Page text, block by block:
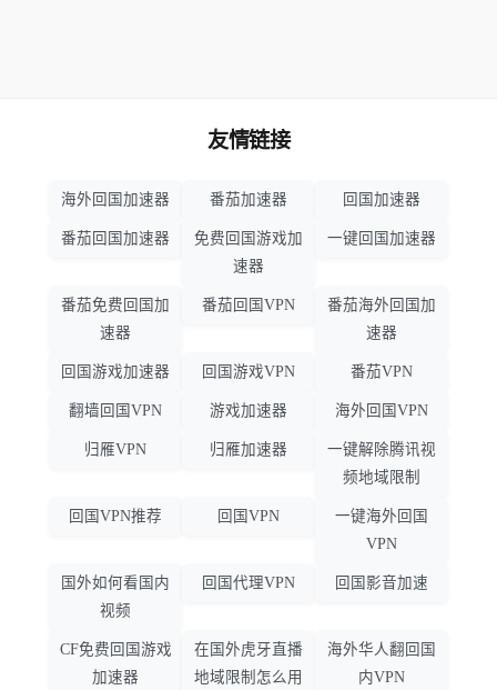
友情链接
海外回国加速器 番茄加速器 回国加速器
番茄回国加速器
免费回国游戏加
速器
一键回国加速器
番茄免费回国加
速器
番茄回国VPN
番茄海外回国加
速器
回国游戏加速器 回国游戏VPN 番茄VPN
翻墙回国VPN 游戏加速器 海外回国VPN
归雁VPN 归雁加速器
一键解除腾讯视
频地域限制
回国VPN推荐 回国VPN
一键海外回国
VPN
国外如何看国内
视频
回国代理VPN 回国影音加速
CF免费回国游戏
加速器
在国外虎牙直播
地域限制怎么用
海外华人翻回国
内VPN